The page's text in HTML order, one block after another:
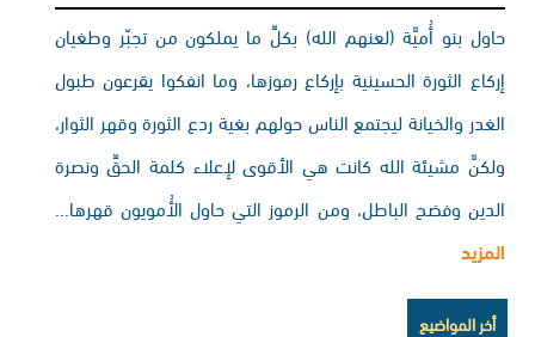
حاول بنو أُميَّة (لعنهم الله) بكلِّ ما يملكون من تجبّر وطغيان
إركاع الثورة الحسينية بإركاع رموزها، وما انفكوا يقرعون طبول
الغدر والخيانة ليجتمع الناس حولهم بغية ردع الثورة وقهر الثوار،
ولكنَّ مشيئة الله كانت هي الأقوى لإعلاء كلمة الحقِّ ونصرة
الدين وفضح الباطل، ومن الرموز التي حاول الأُمويون قهرها...
المزيد
أخر المواضيع